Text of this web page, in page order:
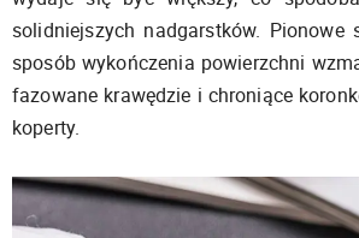
solidniejszych nadgarstków. Pionowe
sposób wykończenia powierzchni
fazowane krawędzie i chroniące
koperty.